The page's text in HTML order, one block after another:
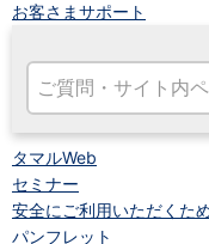
お客さまサポート
タマルWeb
セミナー
安全にご利用いただくた
パンフレット